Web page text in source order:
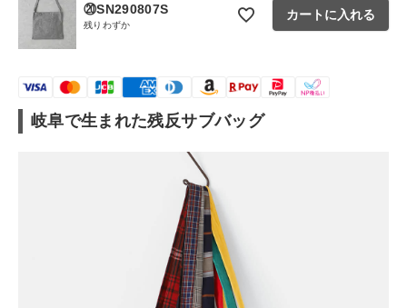
⑳SN290807S
残りわずか
カートに入れる
岐阜で生まれた残反サブバッグ